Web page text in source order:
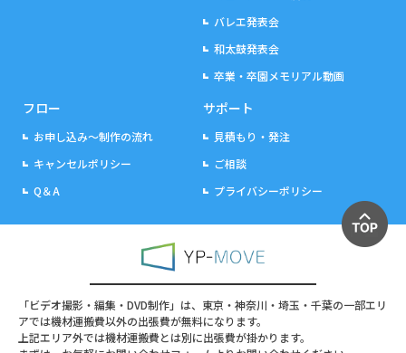
バレエ発表会
和太鼓発表会
卒業・卒園メモリアル動画
フロー
お申し込み～制作の流れ
キャンセルポリシー
Q＆A
サポート
見積もり・発注
ご相談
プライバシーポリシー
「ビデオ撮影・編集・DVD制作」は、東京・神奈川・埼玉・千葉の一部エリ
アでは機材運搬費以外の出張費が無料になります。
上記エリア外では機材運搬費とは別に出張費が掛かります。